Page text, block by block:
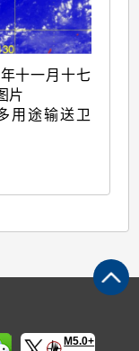
十一月十七
片
用途输送卫
M5.0+